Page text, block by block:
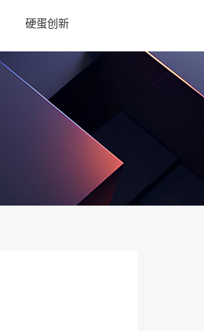
硬蛋创新